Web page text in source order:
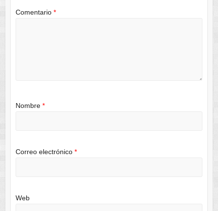
Comentario *
Nombre *
Correo electrónico *
Web